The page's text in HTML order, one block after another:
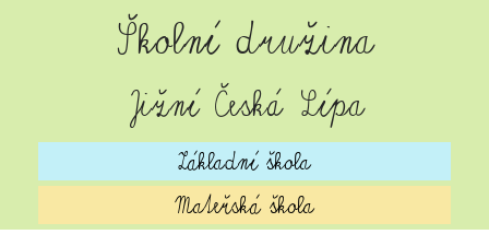
Školní družina
Jižní Česká Lípa
Základní škola
Mateřská škola